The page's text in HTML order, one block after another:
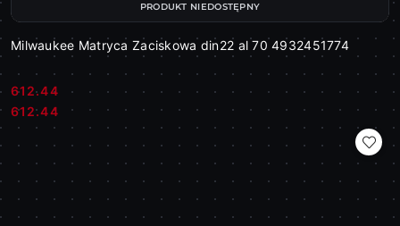
Milwaukee Matryca Zaciskowa din22 al 70 4932451774
Cena:
612.44
Cena:
612.44
PRODUKT NIEDOSTĘPNY